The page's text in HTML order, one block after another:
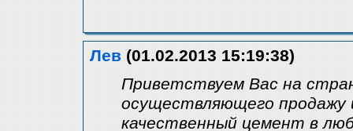
Лев (01.02.2013 15:19:38)
Приветствуем Вас на
осуществляющего
качественный цемент в